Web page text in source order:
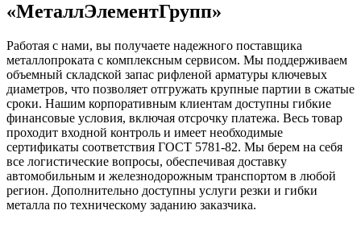
«МеталлЭлементГрупп»
Работая с нами, вы получаете надежного поставщика
металлопроката с комплексным сервисом. Мы поддерживаем
объемный складской запас рифленой арматуры ключевых
диаметров, что позволяет отгружать крупные партии в сжатые
сроки. Нашим корпоративным клиентам доступны гибкие
финансовые условия, включая отсрочку платежа. Весь товар
проходит входной контроль и имеет необходимые
сертификаты соответствия ГОСТ 5781-82. Мы берем на себя
все логистические вопросы, обеспечивая доставку
автомобильным и железнодорожным транспортом в любой
регион. Дополнительно доступны услуги резки и гибки
металла по техническому заданию заказчика.